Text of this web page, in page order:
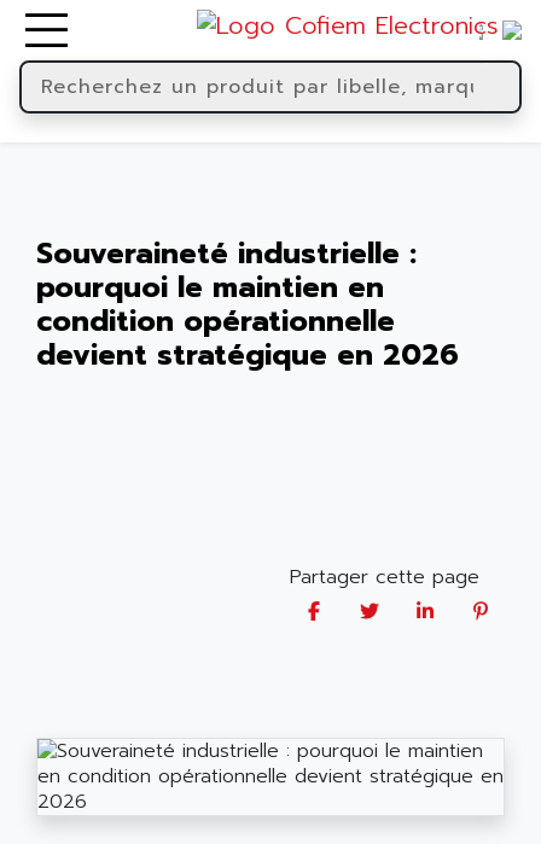
Souveraineté industrielle :
pourquoi le maintien en
condition opérationnelle
devient stratégique en 2026
Partager cette page